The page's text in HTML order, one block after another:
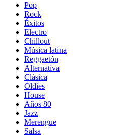
Pop
Rock
Éxitos
Electro
Chillout
Música latina
Reggaetón
Alternativa
Clásica
Oldies
House
Años 80
Jazz
Merengue
Salsa